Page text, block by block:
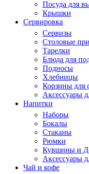
Посуда для
Крышки
Сервировка
Сервизы
Столовые
Тарелки
Блюда для
Подносы
Хлебницы
Корзины для
Аксессуары
Напитки
Наборы
Бокалы
Стаканы
Рюмки
Кувшины и
Аксессуары
Чай и кофе